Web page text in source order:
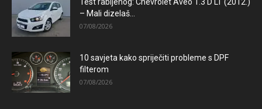
– Mali dizelaš...
07/08/2026
10 savjeta kako spriječiti probleme s DPF
filterom
07/08/2026